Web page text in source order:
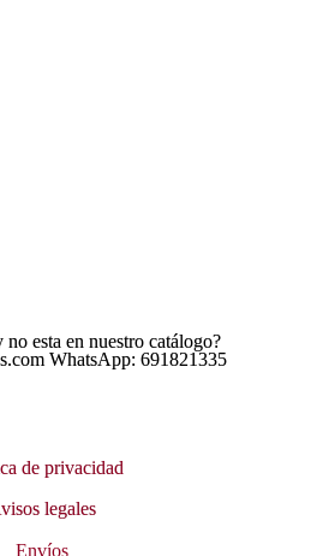
esta en nuestro catálogo?
WhatsApp: 691821335
de privacidad
legales
Envíos